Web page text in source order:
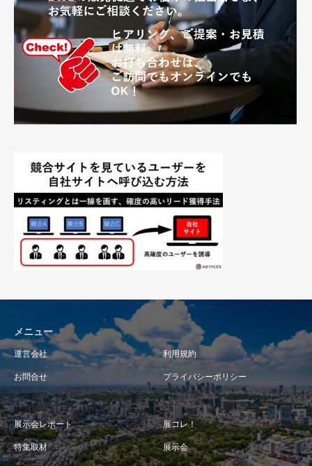
メニュー
運営会社 利用規約
お問合せ プライバシーポリシー
展示会レポート 展コレ！
特集取材 展示会